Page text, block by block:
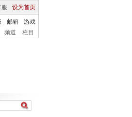
服 设为首页
邮箱
游戏
频道 栏目